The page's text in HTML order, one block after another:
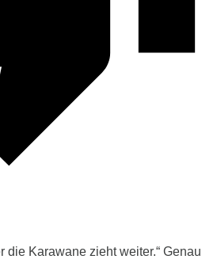
die Karawane zieht weiter.“ Genau